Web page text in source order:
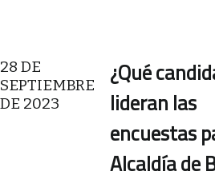
28 DE
SEPTIEMBRE
DE 2023
¿Qué
lideran las
encuestas
Alcaldía de